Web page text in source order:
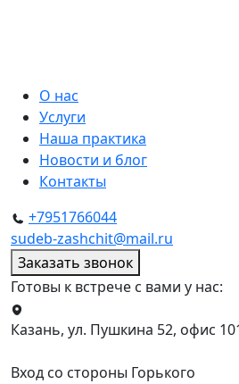
О нас
Услуги
Наша практика
Новости и блог
Контакты
+7951766044
sudeb-zashchit@mail.ru
Заказать звонок
Готовы к встрече с вами у нас:
Казань, ул. Пушкина 52, офис
Вход со стороны Горького